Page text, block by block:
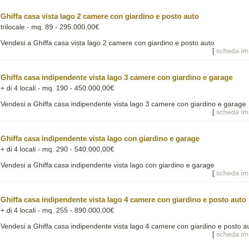
Ghiffa casa vista lago 2 camere con giardino e posto auto
trilocale - mq. 89 - 295.000,00€
Vendesi a Ghiffa casa vista lago 2 camere con giardino e posto auto
[ scheda
Ghiffa casa indipendente vista lago 3 camere con giardino e garage
+ di 4 locali - mq. 190 - 450.000,00€
Vendesi a Ghiffa casa indipendente vista lago 3 camere con giardino e garage
[ scheda
Ghiffa casa indipendente vista lago con giardino e garage
+ di 4 locali - mq. 290 - 540.000,00€
Vendesi a Ghiffa casa indipendente vista lago con giardino e garage
[ scheda
Ghiffa casa indipendente vista lago 4 camere con giardino e posto auto
+ di 4 locali - mq. 255 - 890.000,00€
Vendesi a Ghiffa casa indipendente vista lago 4 camere con giardino e posto
[ scheda